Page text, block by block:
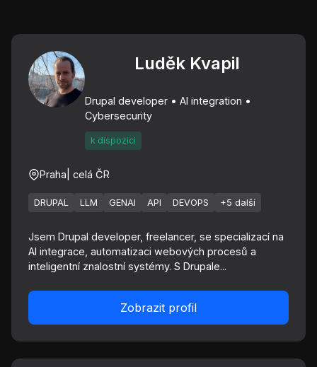
Luděk Kvapil
Drupal developer • AI integration •
Cybersecurity
k dispozici
Praha | celá ČR
DRUPAL LLM GENAI API DEVOPS +5 další
Jsem Drupal developer, freelancer, se specializací na
AI integrace, automatizaci webových procesů a
inteligentní znalostní systémy. S Drupale...
Zobrazit profil